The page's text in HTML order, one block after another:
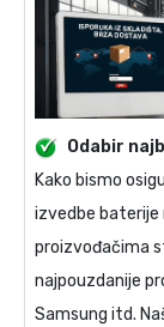
Odabir
Kako bismo
izvedbe baterije
proizvođačima
najpouzdanije
Samsung itd.